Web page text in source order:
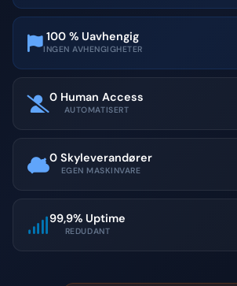
100 % Uavhengig
INGEN AVHENGIGHETER
0 Human Access
AUTOMATISERT
0 Skyleverandører
EGEN MASKINVARE
99,9% Uptime
REDUDANT